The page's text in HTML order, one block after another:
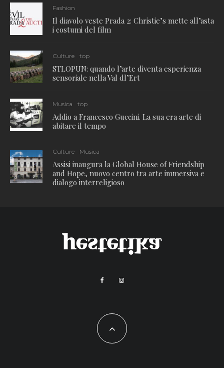
Fashion
Il diavolo veste Prada 2: Christie’s mette all’asta
i costumi del film
Culture top
STLOPUN: quando l’arte diventa esperienza
sensoriale nella Val dl’Ert
Musica top
Addio a Francesco Guccini. La sua era arte di
abitare il tempo
Culture Musica
Assisi inaugura la Global House of Friendship
and Hope, nuovo centro tra arte immersiva e
dialogo interreligioso